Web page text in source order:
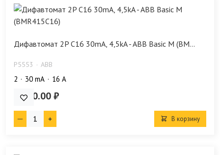
Дифавтомат 2P C16 30mA, 4,5kA - ABB Basic M (BM...
P5553 ABB
2 30 mA 16 А
2 480.00 ₽
В корзину